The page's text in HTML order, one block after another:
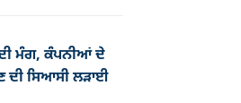
ਮੰਗ, ਕੰਪਨੀਆਂ ਦੇ
ਦੀ ਸਿਆਸੀ ਲੜਾਈ